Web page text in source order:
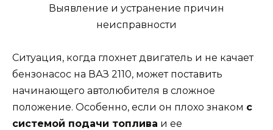
Ситуация, когда глохнет двигатель и не качает
бензонасос на ВАЗ 2110, может поставить
начинающего автолюбителя в сложное
положение. Особенно, если он плохо знаком с
системой подачи топлива и ее